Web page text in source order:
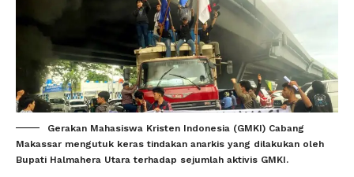
Gerakan Mahasiswa Kristen Indonesia (GMKI) Cabang
Makassar mengutuk keras tindakan anarkis yang dilakukan oleh
Bupati Halmahera Utara terhadap sejumlah aktivis GMKI.